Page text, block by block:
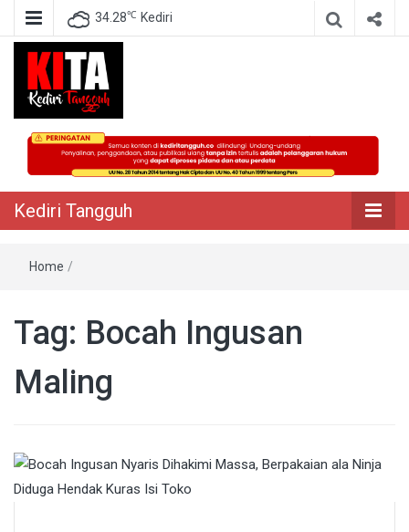
34.28℃ Kediri
Kediri Tangguh
Berita Akurat Terpercaya
Kediri Tangguh
Home /
Tag: Bocah Ingusan
Maling